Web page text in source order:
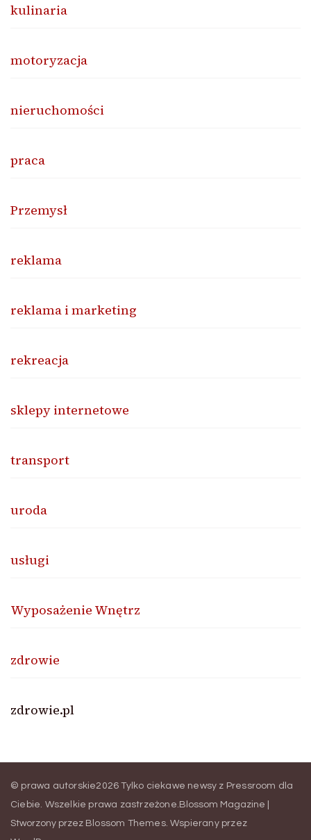
kulinaria
motoryzacja
nieruchomości
praca
Przemysł
reklama
reklama i marketing
rekreacja
sklepy internetowe
transport
uroda
usługi
Wyposażenie Wnętrz
zdrowie
zdrowie.pl
© prawa autorskie2026Tylko ciekawe newsy z Pressroom dla
Ciebie. Wszelkie prawa zastrzeżone.Blossom Magazine |
Stworzony przez Blossom Themes. Wspierany przez